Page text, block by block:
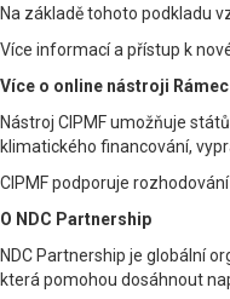
Na základě tohoto podkladu
Více informací a přístup k
Více o online nástroji
Nástroj CIPMF umožňuje
klimatického financování,
CIPMF podporuje
O NDC Partnership
NDC Partnership je globální
která pomohou dosáhnout